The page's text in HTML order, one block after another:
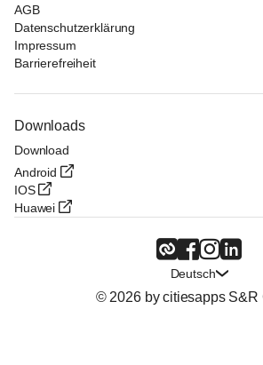
AGB
Datenschutzerklärung
Impressum
Barrierefreiheit
Downloads
Download
Android
IOS
Huawei
Deutsch
© 2026 by citiesapps S&R